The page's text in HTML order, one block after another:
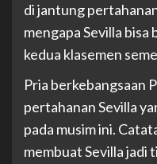
di jantung
mengapa Sevilla
kedua klasemen
Pria berkebangsaan
pertahanan Sevilla
pada musim ini.
membuat Sevilla jadi